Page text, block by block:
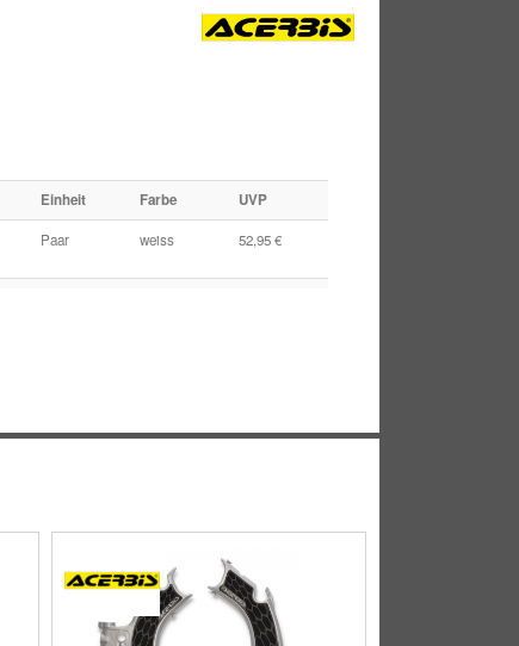
Einheit Farbe UVP
Paar weiss 52,95 €